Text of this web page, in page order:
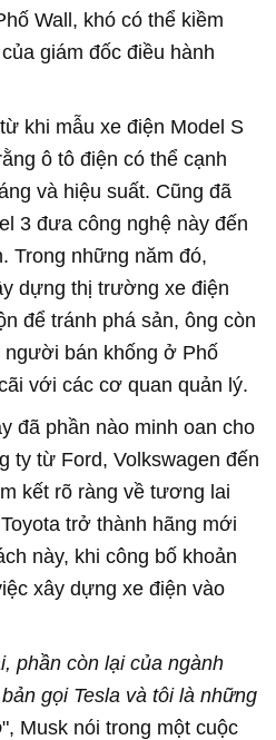
Wall, khó có thể kiềm
giám đốc điều hành
khi mẫu xe điện Model S
ô tô điện có thể cạnh
và hiệu suất. Cũng đã
3 đưa công nghệ này đến
Trong những năm đó,
dựng thị trường xe điện
để tránh phá sản, ông còn
bán khống ở Phố
với các cơ quan quản lý.
đã phần nào minh oan cho
ty từ Ford, Volkswagen đến
kết rõ ràng về tương lai
trở thành hãng mới
này, khi công bố khoản
xây dựng xe điện vào
phần còn lại của ngành
gọi Tesla và tôi là những
", Musk nói trong một cuộc